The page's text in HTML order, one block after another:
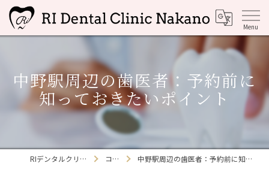
中野駅周辺の歯医者：予約前に
知っておきたいポイント
RIデンタルクリニック中野 コラム 中野駅周辺の歯医者：予約前に知っておきたいポイント